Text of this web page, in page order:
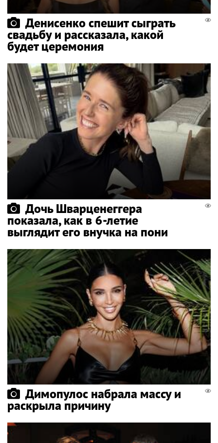
Денисенко спешит сыграть
свадьбу и рассказала, какой
будет церемония
Дочь Шварценеггера
показала, как в 6-летие
выглядит его внучка на пони
Димопулос набрала массу и
раскрыла причину